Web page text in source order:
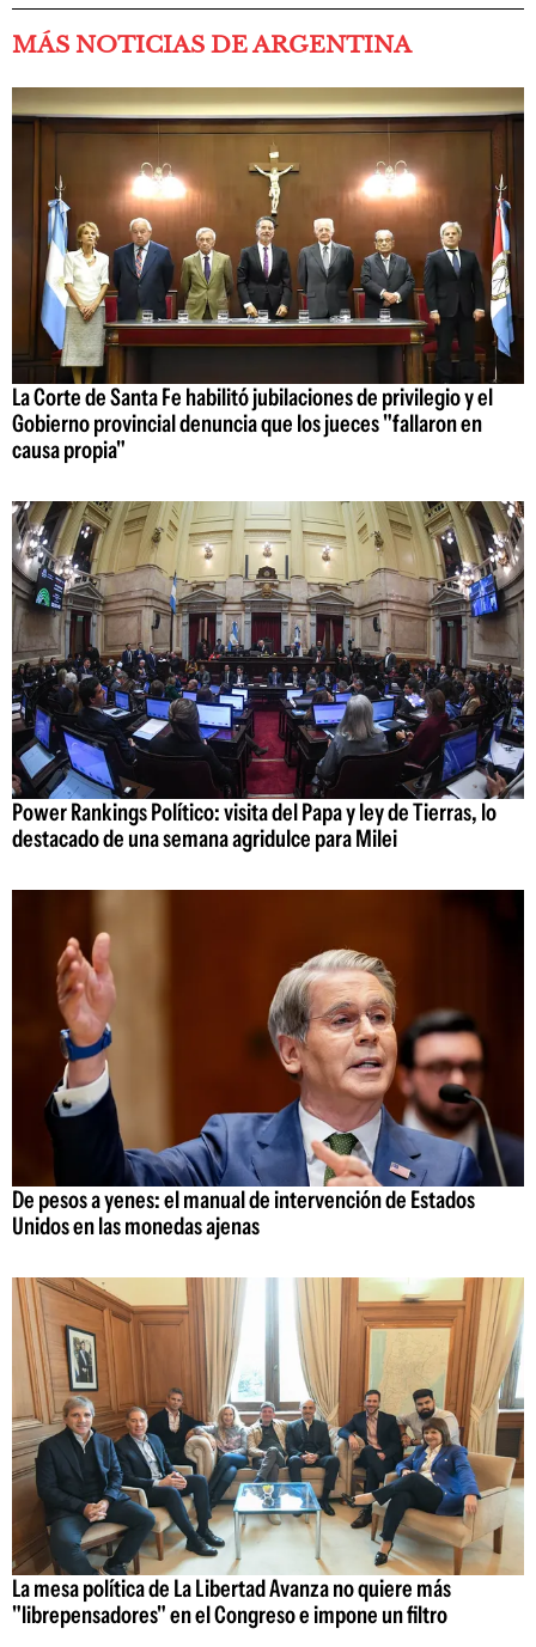
MÁS NOTICIAS DE ARGENTINA
La Corte de Santa Fe habilitó jubilaciones de privilegio y el
Gobierno provincial denuncia que los jueces "fallaron en
causa propia"
Power Rankings Político: visita del Papa y ley de Tierras, lo
destacado de una semana agridulce para Milei
De pesos a yenes: el manual de intervención de Estados
Unidos en las monedas ajenas
La mesa política de La Libertad Avanza no quiere más
"librepensadores" en el Congreso e impone un filtro